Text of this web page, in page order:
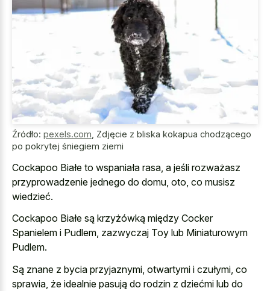
Źródło: pexels.com Zdjęcie z bliska kokapua chodzącego
po pokrytej śniegiem ziemi
Cockapoo Białe to wspaniała rasa, a jeśli rozważasz
przyprowadzenie jednego do domu, oto, co musisz
wiedzieć.
Cockapoo Białe są krzyżówką między Cocker
Spanielem i Pudlem, zazwyczaj Toy lub Miniaturowym
Pudlem.
Są znane z bycia przyjaznymi, otwartymi i czułymi, co
sprawia, że idealnie pasują do rodzin z dziećmi lub do